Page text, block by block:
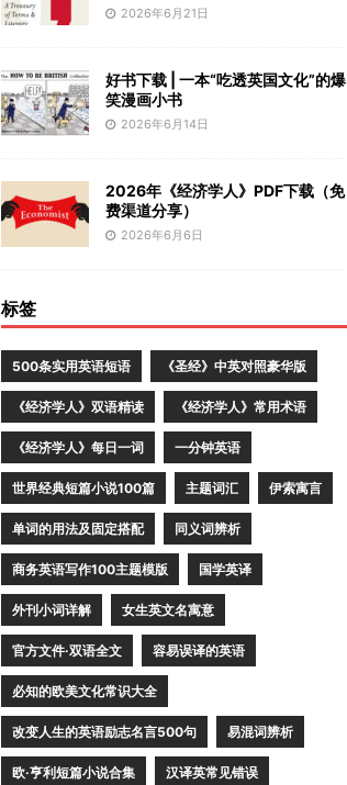
2026年6月21日
好书下载 | 一本“吃透英国文化”的爆
笑漫画小书
2026年6月14日
2026年《经济学人》PDF下载（免
费渠道分享）
2026年6月6日
标签
500条实用英语短语 《圣经》中英对照豪华版
《经济学人》双语精读 《经济学人》常用术语
《经济学人》每日一词 一分钟英语
世界经典短篇小说100篇 主题词汇 伊索寓言
单词的用法及固定搭配 同义词辨析
商务英语写作100主题模版 国学英译
外刊小词详解 女生英文名寓意
官方文件·双语全文 容易误译的英语
必知的欧美文化常识大全
改变人生的英语励志名言500句 易混词辨析
欧·亨利短篇小说合集 汉译英常见错误